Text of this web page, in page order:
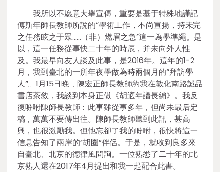
我所以不愿意大舉宣傳，重要是基于特殊地謹記
傅斯年師長教師所說的“學術工作，不尚宣揚，持未完
之任務眩之于眾……（非）燃眉之急”這一為學準繩。是
以，這一任務從事快二十年的時辰，并未向外人性
及。我最早向友人談及此事，是2016年。這年的1-2
月，我到臺北的一所年夜學做為時兩個月的“拜訪學
人”。1月15日晚，陳宏正師長教師約我在敦化南路誠品
書店茶敘，我談到本身正做《胡適年譜長編》。我反
復吩咐陳師長教師：此事雖從事多年，但尚未最后定
稿，萬萬不要傳出往。陳師長教師聽到此訊，甚高
興，也很激勵我。但他忘卻了我的吩咐，很快將這一
信息告知了兩岸的“胡圈”伴侶。于是，就收到良多來
自臺北、北京的德律風問詢。一位熟悉了二十年的北
京熟人還在2017年4月提出和我一起配合此書。